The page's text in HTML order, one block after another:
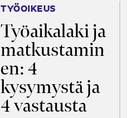
TYÖOIKEUS
Työaikalaki ja
matkustamin
en: 4
kysymystä ja
4 vastausta